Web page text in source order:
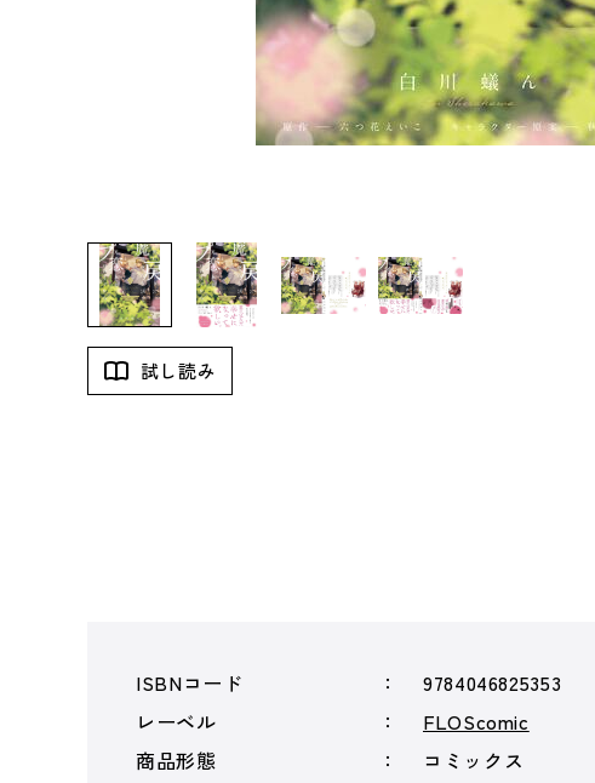
試し読み
ISBNコード
9784046825353
レーベル
FLOScomic
商品形態
コミックス